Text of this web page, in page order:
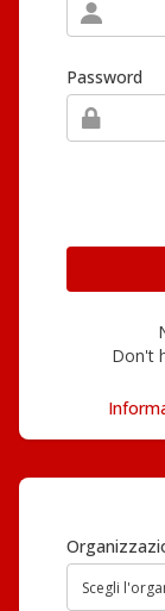
Password
Don't